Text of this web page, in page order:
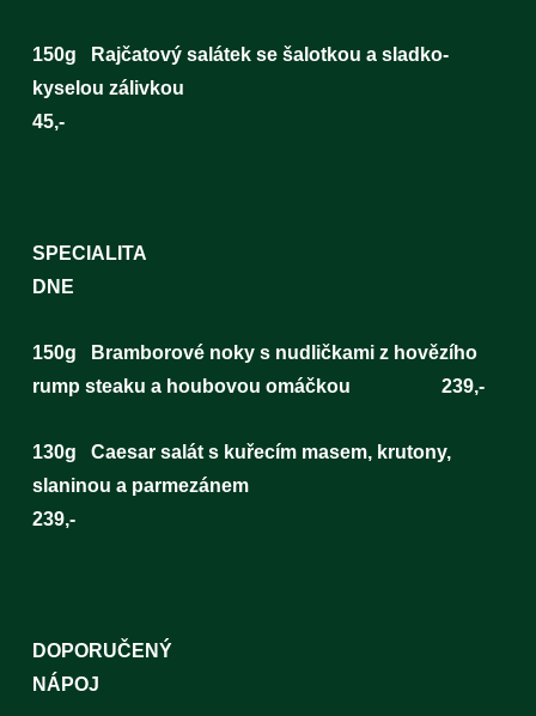
150g Rajčatový salátek se šalotkou a sladko-
kyselou zálivkou
45,-
SPECIALITA
150g Bramborové noky s nudličkami z hovězího
rump steaku a houbovou omáčkou 239,-
130g Caesar salát s kuřecím masem, krutony,
slaninou a parmezánem
239,-
DOPORUČENÝ